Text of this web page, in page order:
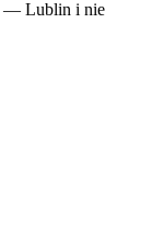
— Lublin i nie